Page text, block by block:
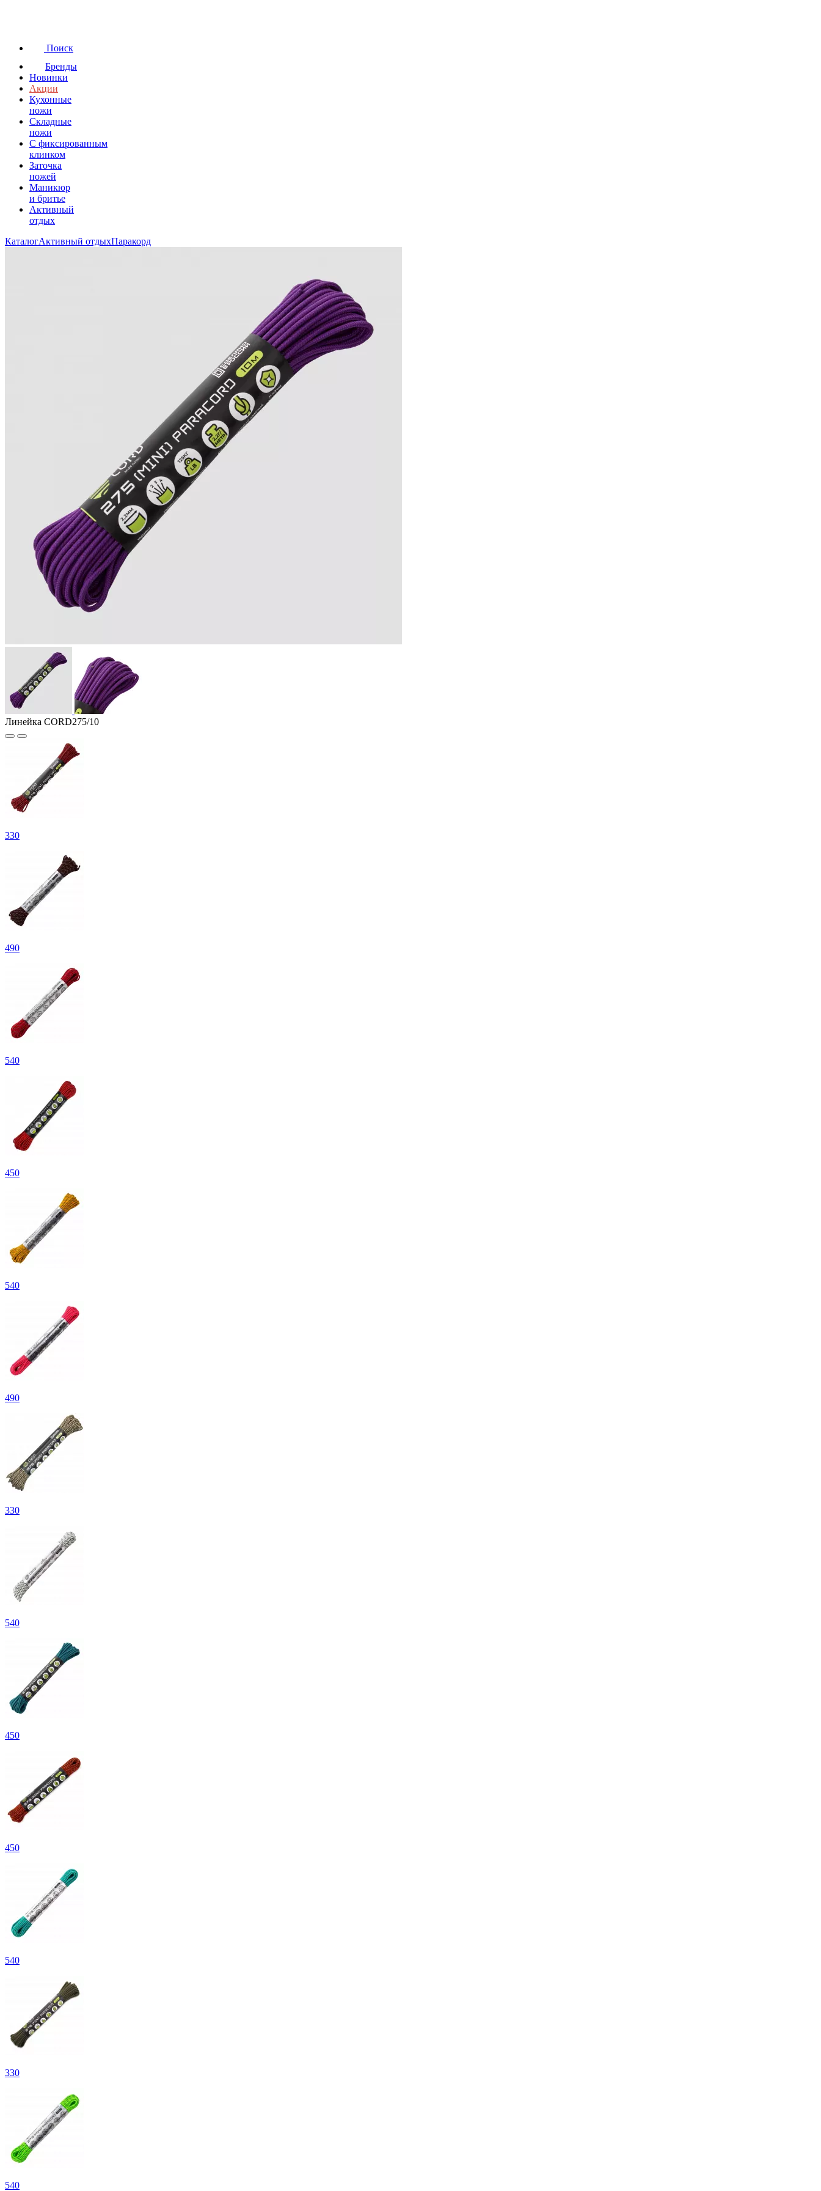
Поиск
Бренды
Новинки
Акции
Кухонные
ножи
Складные
ножи
C фиксированным
клинком
Заточка
ножей
Маникюр
и бритье
Активный
отдых
КаталогАктивный отдыхПаракорд
Линейка CORD275/10
330
490
540
450
540
490
330
540
450
450
540
330
540